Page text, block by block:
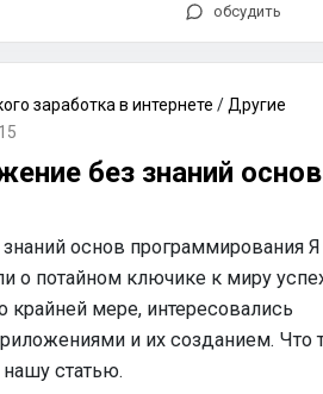
обсудить
заработка в интернете /Другие
без знаний основ
основ программирования Я
о потайном ключике к миру
крайней мере, интересовались
и их созданием. Что
статью.